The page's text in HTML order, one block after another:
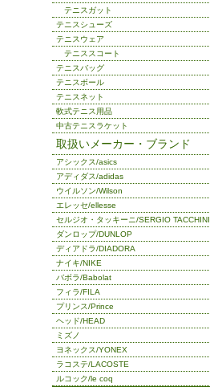
テニスガット
テニスシューズ
テニスウェア
テニススコート
テニスバッグ
テニスボール
テニスネット
軟式テニス用品
中古テニスラケット
取扱いメーカー・ブランド
アシックス/asics
アディダス/adidas
ウイルソン/Wilson
エレッセ/ellesse
セルジオ・タッキーニ/SERGIO TACCHINI
ダンロップ/DUNLOP
ディアドラ/DIADORA
ナイキ/NIKE
バボラ/Babolat
フィラ/FILA
プリンス/Prince
ヘッド/HEAD
ミズノ
ヨネックス/YONEX
ラコステ/LACOSTE
ルコック/le coq